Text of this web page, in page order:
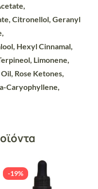
Citronellol, Geranyl
Hexyl Cinnamal,
Limonene,
Rose Ketones,
Caryophyllene,
-19%